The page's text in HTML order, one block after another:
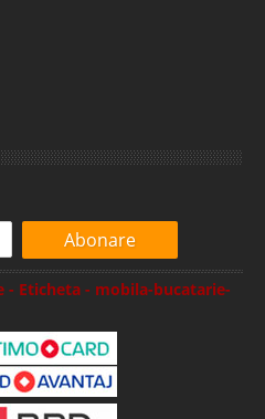
Abonare
- Eticheta - mobila-bucatarie-